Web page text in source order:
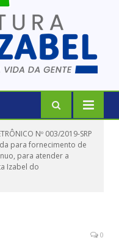
Nº 003/2019-SRP
para fornecimento de
para atender a
Izabel do
0